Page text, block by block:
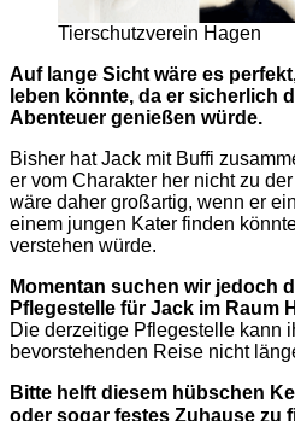
Tierschutzverein Hagen
Auf lange Sicht wäre es
leben könnte, da er sicherlich
Abenteuer genießen würde.
Bisher hat Jack mit Buffi
er vom Charakter her nicht zu
wäre daher großartig, wenn er
einem jungen Kater finden
verstehen würde.
Momentan suchen wir jedoch
Pflegestelle für Jack im Raum
Die derzeitige Pflegestelle kann
bevorstehenden Reise nicht
Bitte helft diesem hübschen
oder sogar festes Zuhause zu